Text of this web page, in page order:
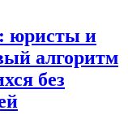
юристы и
алгоритм
без